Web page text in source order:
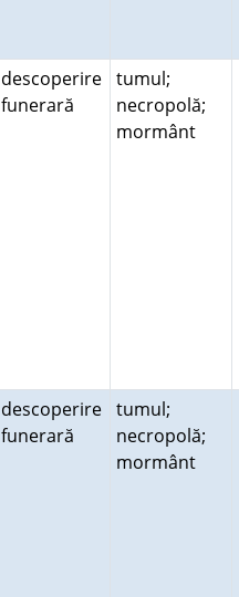
descoperire
funerară
tumul;
necropolă;
mormânt
descoperire
funerară
tumul;
necropolă;
mormânt